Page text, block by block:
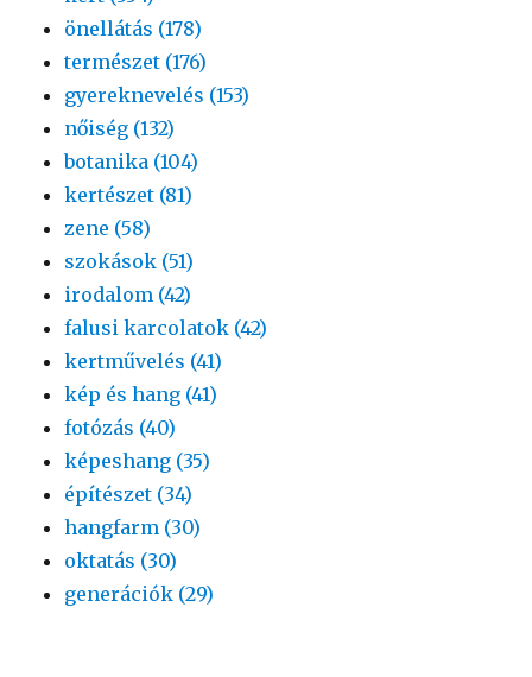
önellátás (178)
természet (176)
gyereknevelés (153)
nőiség (132)
botanika (104)
kertészet (81)
zene (58)
szokások (51)
irodalom (42)
falusi karcolatok (42)
kertművelés (41)
kép és hang (41)
fotózás (40)
képeshang (35)
építészet (34)
hangfarm (30)
oktatás (30)
generációk (29)